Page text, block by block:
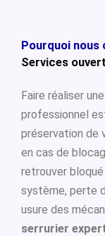
Pourquoi nous
Services
Faire réaliser une
professionnel
préservation de
en cas de
retrouver bloqué
système, perte
usure des
serrurier